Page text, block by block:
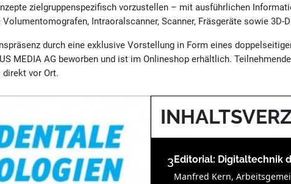
zielgruppenspezifisch vorzustellen – mit ausführlichen
Intraoralscanner, Scanner, Fräsgeräte sowie 3D-
durch eine exklusive Vorstellung in Form eines
MEDIA AG beworben und ist im Onlineshop erhältlich.
vor Ort.
3Editorial: Digitaltechnik
Manfred Kern,